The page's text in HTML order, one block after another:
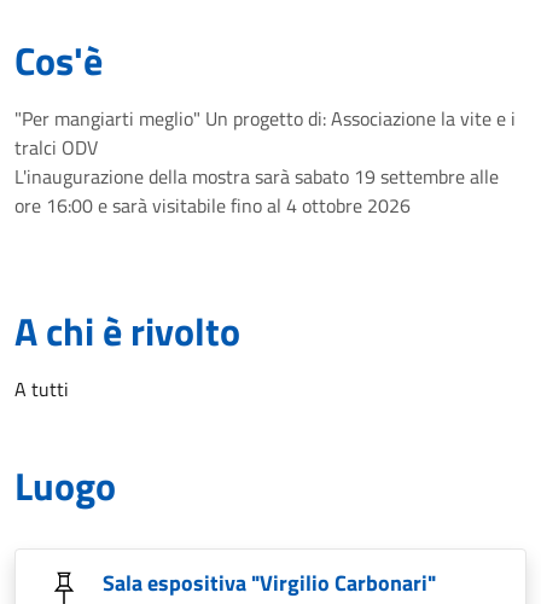
Cos'è
"Per mangiarti meglio" Un progetto di: Associazione la vite e i
tralci ODV
L'inaugurazione della mostra sarà sabato 19 settembre alle
ore 16:00 e sarà visitabile fino al 4 ottobre 2026
A chi è rivolto
A tutti
Luogo
Sala espositiva "Virgilio Carbonari"